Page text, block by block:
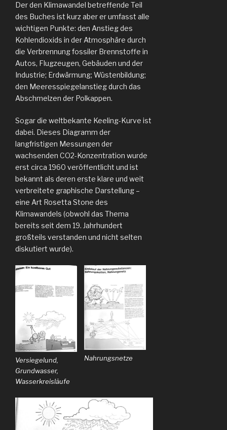
Der den Klimawandel betreffende Teil
des Buches ist kurz aber er umfasst alle
wichtigen Punkte: den Anstieg des
Kohlendioxids in der Atmosphäre durch
die Verbrennung fossiler Brennstoffe in
Autos, Flugzeugen, Gebäuden und der
Industrie; Erdwärmung; Wüstenbildung;
den Meeresspiegelanstieg durch das
Abschmelzen der Polkappen.
Sogar die weltbekante Keeling-Kurve ist
dabei. Dieses Diagramm der
langfristigen Messungen der
wachsenden CO2-Konzentration wurde
erst circa 1960 veröffentlicht und ist
bekannt als deren erste klare und weit
verbreitete graphische Darstellung –
eine Art Rosetta Stone des
Klimawandels (obwohl das Thema
bereits seit dem 19. Jahrhundert
großteils verstanden und nicht selten
diskutiert wurde).
Versiegelund,
Grundwasser,
Wasserkreisläufe
Nahrungsnetze